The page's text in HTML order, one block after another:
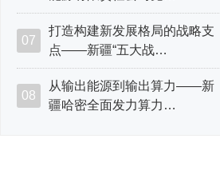
07
打造构建新发展格局的战略支
点——新疆“五大战…
08
从输出能源到输出算力——新
疆哈密全面发力算力…